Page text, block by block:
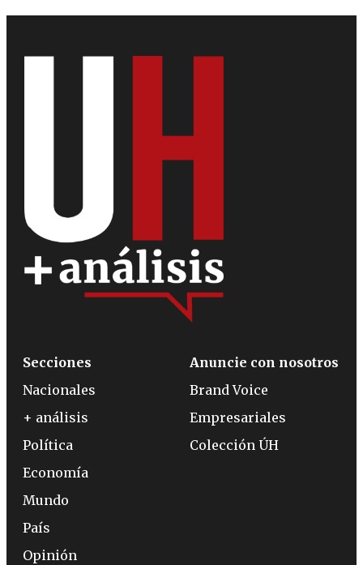
Secciones
Nacionales
+ análisis
Política
Economía
Mundo
País
Opinión
Anuncie con nosotros
Brand Voice
Empresariales
Colección ÚH